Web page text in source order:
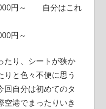
円～ 自分はこれ
～
たり、シートが狭か
りと色々不便に思う
回自分は初めてのタ
空港でまったりいき